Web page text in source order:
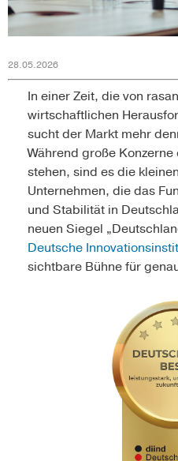
28.05.2026
In einer Zeit, die von
wirtschaftlichen
sucht der Markt mehr
Während große
stehen, sind es die
Unternehmen, die das
und Stabilität in
neuen Siegel
Deutsche
sichtbare Bühne für